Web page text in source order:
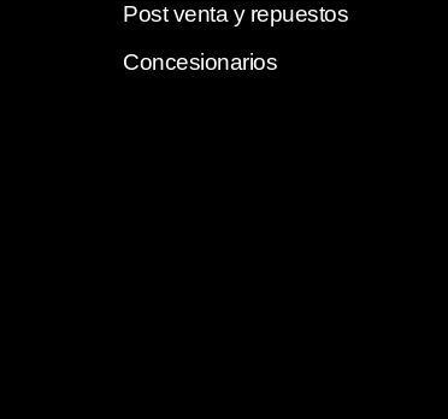
Post venta y repuestos
Concesionarios